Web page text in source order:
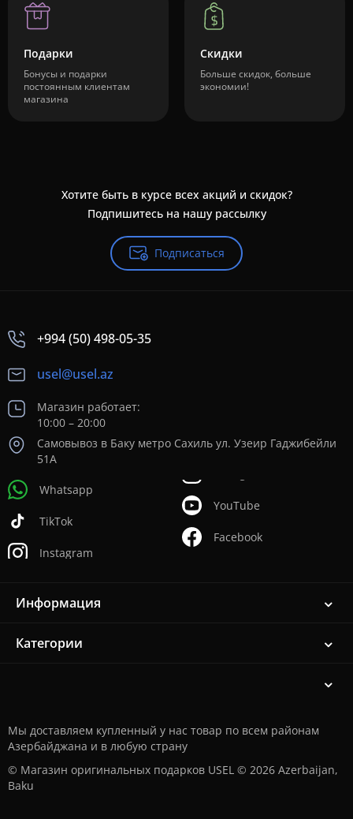
Подарки
Бонусы и подарки
постоянным клиентам
магазина
Скидки
Больше скидок, больше
экономии!
Хотите быть в курсе всех акций и скидок?
Подпишитесь на нашу рассылку
Подписаться
+994 (50) 498-05-35
usel@usel.az
Магазин работает:
10:00 – 20:00
Самовывоз в Баку метро Сахиль ул. Узеир Гаджибейли
51А
Whatsapp
TikTok
Instagram
YouTube
Facebook
Информация
Категории
Мы доставляем купленный у нас товар по всем районам
Азербайджана и в любую страну
© Магазин оригинальных подарков USEL © 2026 Azerbaijan,
Baku